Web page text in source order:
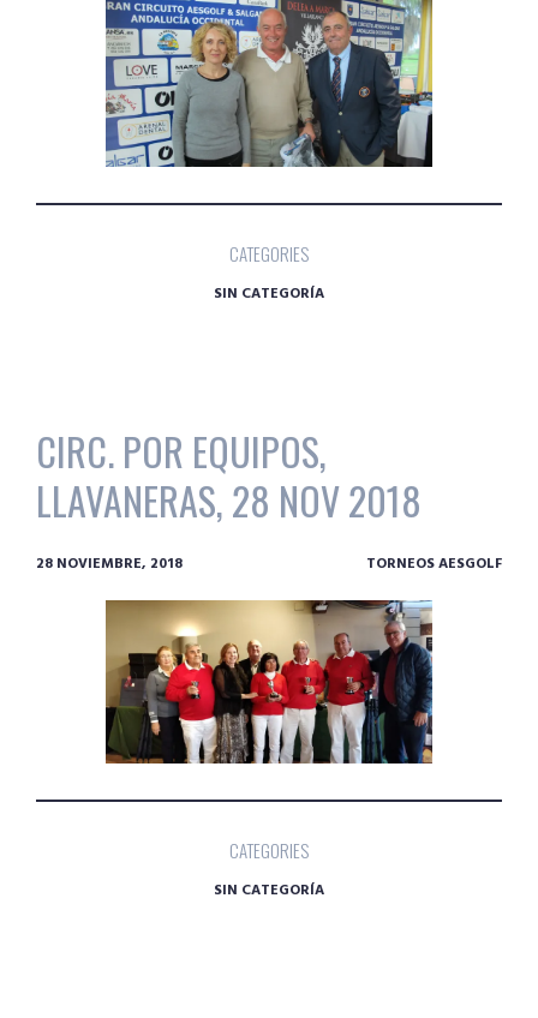
CATEGORIES
SIN CATEGORÍA
CIRC. POR EQUIPOS,
LLAVANERAS, 28 NOV 2018
28 NOVIEMBRE, 2018 TORNEOS AESGOLF
CATEGORIES
SIN CATEGORÍA